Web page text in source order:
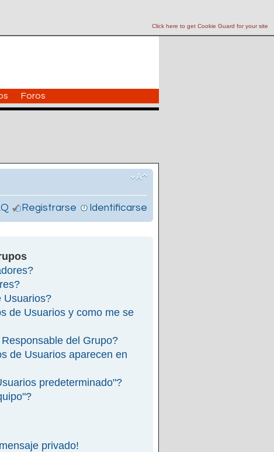
Click here to get Cookie Guard for your site
Foros
Registrarse Identificarse
Usuarios?
de Usuarios y como me se
del Grupo?
de Usuarios aparecen en
predeterminado"?
privado!